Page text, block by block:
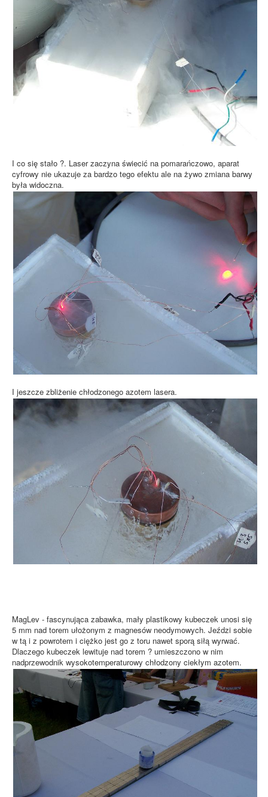
I co się stało ?. Laser zaczyna świecić na pomarańczowo, aparat
cyfrowy nie ukazuje za bardzo tego efektu ale na żywo zmiana barwy
była widoczna.
I jeszcze zbliżenie chłodzonego azotem lasera.
MagLev - fascynująca zabawka, mały plastikowy kubeczek unosi się
5 mm nad torem ułożonym z magnesów neodymowych. Jeździ sobie
w tą i z powrotem i ciężko jest go z toru nawet sporą siłą wyrwać.
Dlaczego kubeczek lewituje nad torem ? umieszczono w nim
nadprzewodnik wysokotemperaturowy chłodzony ciekłym azotem.